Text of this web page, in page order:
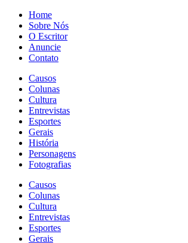
Home
Sobre Nós
O Escritor
Anuncie
Contato
Causos
Colunas
Cultura
Entrevistas
Esportes
Gerais
História
Personagens
Fotografias
Causos
Colunas
Cultura
Entrevistas
Esportes
Gerais